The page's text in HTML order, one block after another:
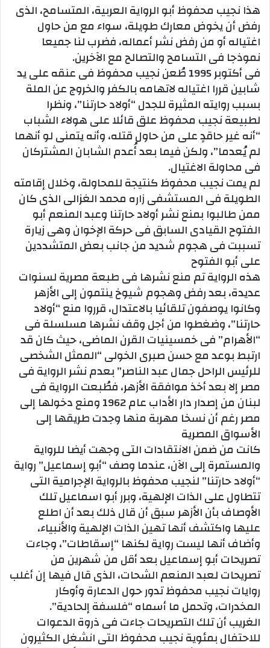
هذا نجيب محفوظ أبو الرواية العربية، المتسامح، الذى
رفض أن يخوض معارك طويلة، سواء مع من حاول
اغتياله أو من رفض نشر أعماله، فضرب لنا جميعا
نموذجا فى التسامح والتصالح مع الآخرين.
فى أكتوبر 1995 طُعن نجيب محفوظ فى عنقه على يد
شابين قررا اغتياله لاتهامه بالكفر والخروج عن الملة
بسبب روايته المثيرة للجدل “أولاد حارتنا”، ونظرا
لطبيعة نجيب محفوظ علق قائلا على هولاء الشباب
“أنه غير حاقدٍ على من حاول قتله، وأنه يتمنى لو أنهما
لم يُعدما”، ولكن فيما بعد أُعدم الشابان المشتركان
فى محاولة الاغتيال.
لم يمت نجيب محفوظ كنتيجة للمحاولة، وخلال إقامته
الطويلة فى المستشفى زاره محمد الغزالى الذى كان
ممن طالبوا بمنع نشر أولاد حارتنا وعبد المنعم أبو
الفتوح القيادى السابق فى حركة الإخوان وهى زيارة
تسببت فى هجوم شديد من جانب بعض المتشددين
على أبو الفتوح
هذه الرواية تم منع نشرها فى طبعة مصرية لسنوات
عديدة، بعد رفض وهجوم شيوخ ينتمون إلى الأزهر
وكانوا يوصفون تلقائيا بالاعتدال، قرروا منع “أولاد
حارتنا”، وضغطوا من أجل وقف نشرها مسلسلة فى
“الأهرام” فى خمسينيات القرن الماضى، حيث كان قد
ارتبط بوعد مع حسن صبرى الخولى “الممثل الشخصى
للرئيس الراحل جمال عبد الناصر” بعدم نشر الرواية فى
مصر إلا بعد أخذ موافقة الأزهر، فطُبعت الرواية فى
لبنان من إصدار دار الأداب عام 1962 ومنع دخولها إلى
مصر رغم أن نسخا مهربة منها وجدت طريقها إلى
الأسواق المصرية
كانت من ضمن الانتقادات التى وجهت أيضا للرواية
والمستمرة إلى الآن، عندما وصف “أبو إسماعيل” رواية
“أولاد حارتنا” لنجيب محفوظ بالرواية الإجرامية التى
تتطاول على الذات الإلهية، وبرر أبو اسماعيل تلك
الأوصاف بأن الأزهر سبق أن قال ذلك بعد أن اطلع
عليها واكتشف أنها تهين الذات الإلهية والأنبياء،
وأضاف أنها ليست رواية لكنها “إسقاطات”، وجاءت
تصريحات أبو إسماعيل بعد أقل من شهرين من
تصريحات لعبد المنعم الشحات، الذى قال فيها إن أغلب
روايات نجيب محفوظ تدور حول الدعارة وأوكار
المخدرات، وتحمل ما أسماه “فلسفة إلحادية”.
الغريب أن تلك التصريحات جاءت فى ذروة الدعوات
للاحتفال بمئوية نجيب محفوظ التى انشغل الكثيرون